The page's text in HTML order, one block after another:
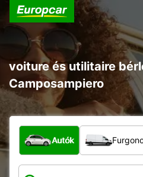
voiture és utilitaire
Camposampiero
Milyen típusú jármű?
Autók